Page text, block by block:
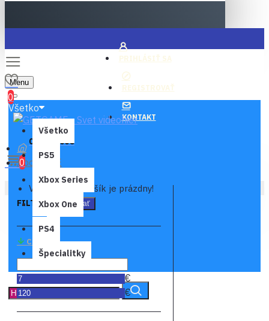
PRIHLÁSIŤ SA
REGISTROVAŤ
KONTAKT
Menu
0
0 ks - 0,00€
0
Váš nákupný košík je prázdny!
Všetko
Všetko
PS5
Xbox Series
Xbox One
PS4
Špecialitky
Xbox LIVE
FILTER Vymazať
CENA
€
€